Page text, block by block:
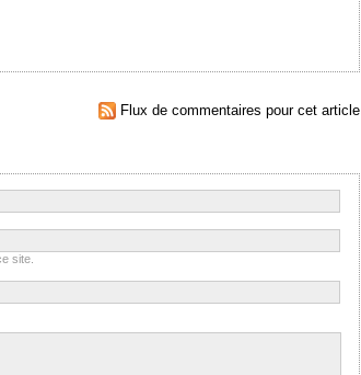
Flux de commentaires pour cet article
site.